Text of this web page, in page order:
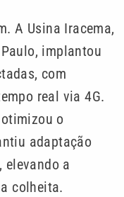
A Usina Iracema,
implantou
com
real via 4G.
o
adaptação
a
colheita.